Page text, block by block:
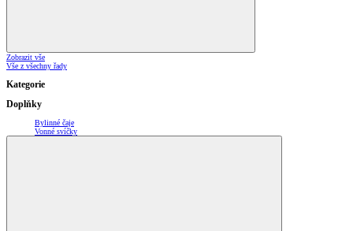
Zobrazit vše
Vše z všechny řady
Kategorie
Doplňky
Bylinné čaje
Vonné svíčky